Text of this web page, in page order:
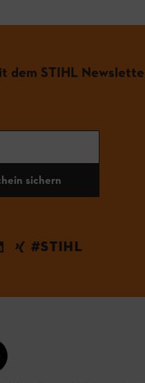
dem STIHL
sichern
#STIHL